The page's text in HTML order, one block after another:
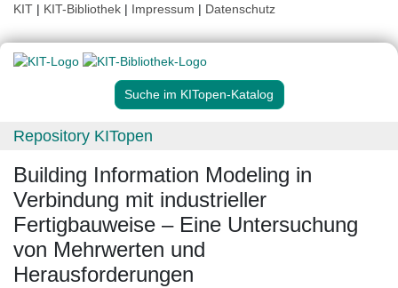
KIT | KIT-Bibliothek | Impressum | Datenschutz
Suche im KITopen-Katalog
Repository KITopen
Building Information Modeling in
Verbindung mit industrieller
Fertigbauweise – Eine Untersuchung
von Mehrwerten und
Herausforderungen